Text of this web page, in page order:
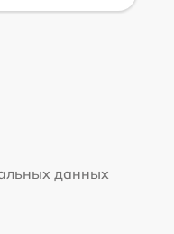
данных